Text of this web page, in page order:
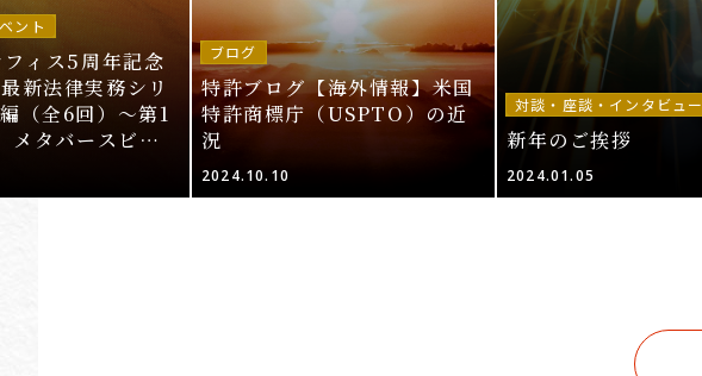
ント
ィス5周年記念
新法律実務シリ
（全6回）～第1
メタバースビジ
ブログ
特許ブログ【海外情報】米国
特許商標庁（USPTO）の近
況
2024.10.10
対談・座談・インタビュー
新年のご挨拶
2024.01.05